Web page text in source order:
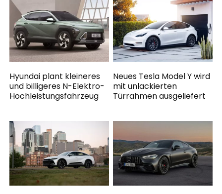
Hyundai plant kleineres
und billigeres N-Elektro-
Hochleistungsfahrzeug
Neues Tesla Model Y wird
mit unlackierten
Türrahmen ausgeliefert